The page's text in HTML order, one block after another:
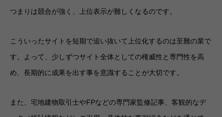
つまりは競合が強く、上位表示が難しくなるのです。
こういったサイトを短期で追い抜いて上位化するのは至難の業で
す。よって、少しずつサイト全体としての権威性と専門性を高
め、長期的に成果を出す事を意識することが大切です。
また、宅地建物取引士やFPなどの専門家監修記事、客観的なデ